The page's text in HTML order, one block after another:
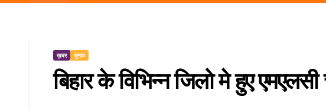
ख़बर चुनाव
बिहार के विभिन्न जिलो मे हुए
r